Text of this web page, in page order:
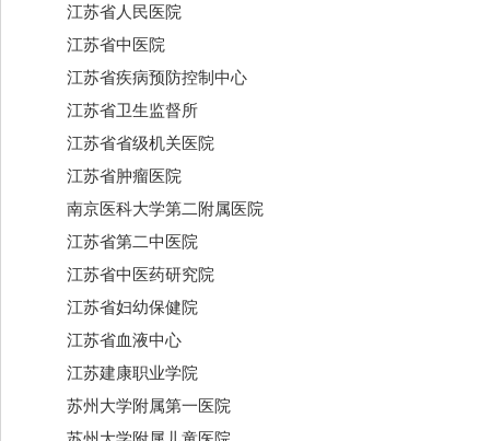
江苏省人民医院
江苏省中医院
江苏省疾病预防控制中心
江苏省卫生监督所
江苏省省级机关医院
江苏省肿瘤医院
南京医科大学第二附属医院
江苏省第二中医院
江苏省中医药研究院
江苏省妇幼保健院
江苏省血液中心
江苏建康职业学院
苏州大学附属第一医院